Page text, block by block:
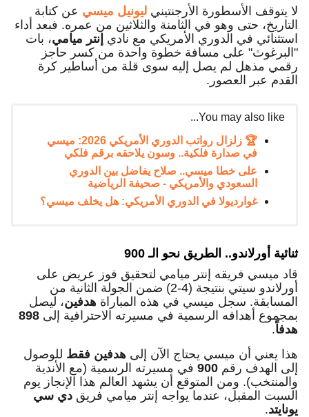
لا يتوقف الأسطورة الأرجنتيني ليونيل ميسي عن كتابة
التاريخ، حتى وهو في الثامنة والثلاثين من عمره. فبعد أداء
استثنائي في الدوري الأمريكي مع نادي إنتر ميامي، بات
"البرغوث" على مسافة خطوة واحدة من كسر حاجز
رقمي مذهل لم يصل إليه سوى قلة من أساطير كرة
القدم عبر العصور.
You may also like...
🏆 زلزال رواتب الدوري الأمريكي 2026: ميسي
في صدارة فلكية.. وسون يلاحقه برقم فلكي
على خطا ميسي.. صلاح يفاضل بين الدوري
السعودي والأمريكي - صحيفة الرياضية
غوارديولا في الدوري الأمريكي: هل يخلف ميسي؟
ثنائية أورلاندو.. الطريق نحو الـ 900
قاد ميسي فريقه إنتر ميامي لتحقيق فوز عريض على
أورلاندو سيتي بنتيجة (4-2) ضمن الجولة الثانية من
المسابقة. سجل ميسي في هذه المباراة هدفين، ليصل
بمجموع أهدافه الرسمية في مسيرته الاحترافية إلى 898
هدفاً.
هذا يعني أن ميسي يحتاج الآن إلى هدفين فقط للوصول
إلى الهدف رقم 900 في مسيرته الرسمية (مع الأندية
والمنتخب). ومن المتوقع أن يشهد العالم هذا الإنجاز يوم
السبت المقبل، عندما يواجه إنتر ميامي فريق دي سي
يونايتد.